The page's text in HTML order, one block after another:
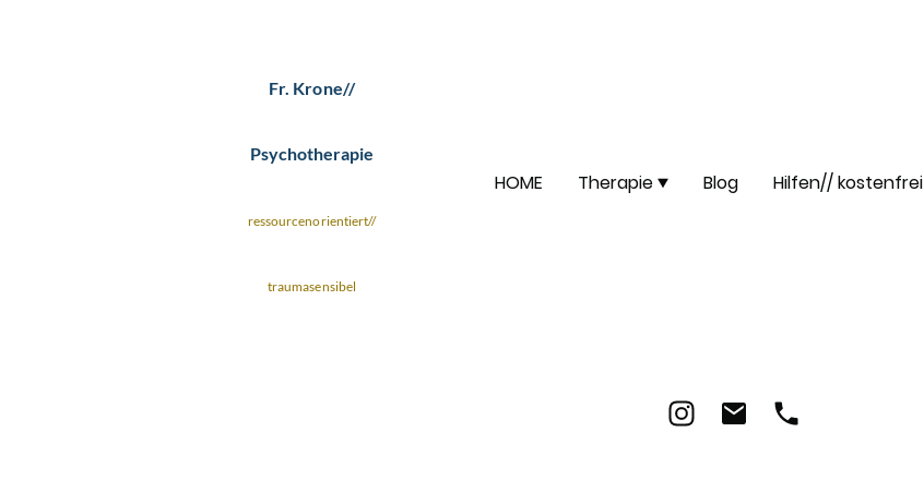
Fr. Krone//
Psychotherapie
ressourcenorientiert//
traumasensibel
HOME Therapie Blog Hilfen// kostenfrei